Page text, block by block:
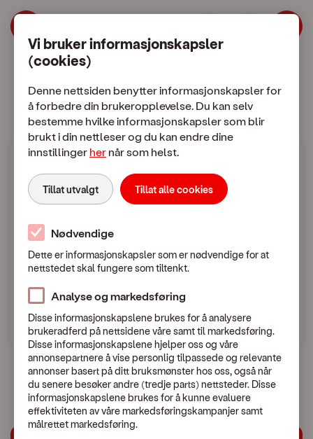
Hopp til meny
Hopp til hovedinnhold| OneCall
Mobilabonnement
Mobilpriser
Bruk i utlandet
Mobilpriser når du ringer eller sender SMS / MMS
Søk etter land
Vi bruker informasjonskapsler
(cookies)
Denne nettsiden benytter informasjonskapsler for
å forbedre din brukeropplevelse. Du kan selv
bestemme hvilke informasjonskapsler som blir
brukt i din nettleser og du kan endre dine
innstillinger her når som helst.
Tillat utvalgt Tillat alle cookies
Nødvendige
Dette er informasjonskapsler som er nødvendige for at
nettstedet skal fungere som tiltenkt.
Analyse og markedsføring
Disse informasjonskapslene brukes for å analysere
brukeradferd på nettsidene våre samt til markedsføring.
Disse informasjonskapslene hjelper oss og våre
annonsepartnere å vise personlig tilpassede og relevante
annonser basert på ditt bruksmønster hos oss, også når
du senere besøker andre (tredje parts) nettsteder. Disse
informasjonskapslene brukes for å kunne evaluere
effektiviteten av våre markedsføringskampanjer samt
målrettet markedsføring.